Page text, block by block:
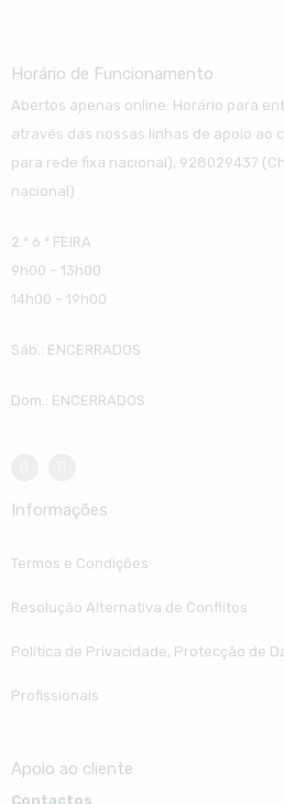
Horário de Funcionamento
Abertos apenas online: Horário para
através das nossas linhas de apoio ao
para rede fixa nacional), 928029437
nacional)
2.ª 6.ª FEIRA
9h00 – 13h00
14h00 – 19h00
Sáb.: ENCERRADOS
Dom.: ENCERRADOS
Informações
Termos e Condições
Resolução Alternativa de Conflitos
Política de Privacidade, Protecção de
Profissionais
Apoio ao cliente
Contactos